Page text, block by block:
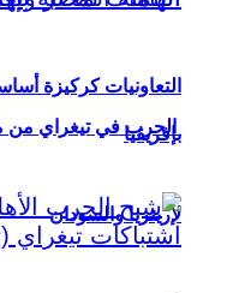
الحرب في تيغراي من
لإريتريا والسودان
التعاونيات كركيزة
بإفريقيا